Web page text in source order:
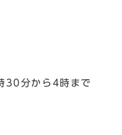
分から4時まで